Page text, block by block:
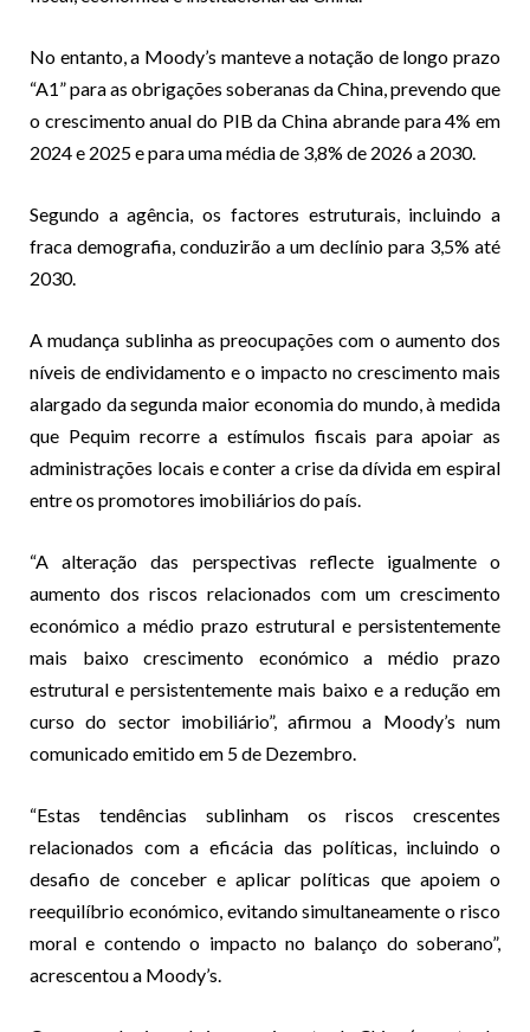
No entanto, a Moody’s manteve a notação de longo prazo
“A1” para as obrigações soberanas da China, prevendo que
o crescimento anual do PIB da China abrande para 4% em
2024 e 2025 e para uma média de 3,8% de 2026 a 2030.
Segundo a agência, os factores estruturais, incluindo a
fraca demografia, conduzirão a um declínio para 3,5% até
2030.
A mudança sublinha as preocupações com o aumento dos
níveis de endividamento e o impacto no crescimento mais
alargado da segunda maior economia do mundo, à medida
que Pequim recorre a estímulos fiscais para apoiar as
administrações locais e conter a crise da dívida em espiral
entre os promotores imobiliários do país.
“A alteração das perspectivas reflecte igualmente o
aumento dos riscos relacionados com um crescimento
económico a médio prazo estrutural e persistentemente
mais baixo crescimento económico a médio prazo
estrutural e persistentemente mais baixo e a redução em
curso do sector imobiliário”, afirmou a Moody’s num
comunicado emitido em 5 de Dezembro.
“Estas tendências sublinham os riscos crescentes
relacionados com a eficácia das políticas, incluindo o
desafio de conceber e aplicar políticas que apoiem o
reequilíbrio económico, evitando simultaneamente o risco
moral e contendo o impacto no balanço do soberano”,
acrescentou a Moody’s.